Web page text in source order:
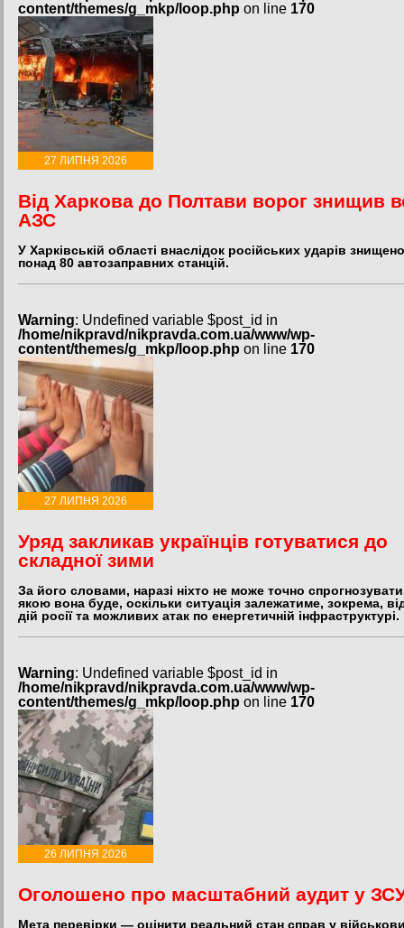
content/themes/g_mkp/loop.php on line 170
27 ЛИПНЯ 2026
Від Харкова до Полтави ворог знищив
АЗС
У Харківській області внаслідок російських ударів знищено
понад 80 автозаправних станцій.
Warning: Undefined variable $post_id in
/home/nikpravd/nikpravda.com.ua/www/wp-
content/themes/g_mkp/loop.php on line 170
27 ЛИПНЯ 2026
Уряд закликав українців готуватися до
складної зими
За його словами, наразі ніхто не може точно
якою вона буде, оскільки ситуація залежатиме, зокрема,
дій росії та можливих атак по енергетичній інфраструктурі.
Warning: Undefined variable $post_id in
/home/nikpravd/nikpravda.com.ua/www/wp-
content/themes/g_mkp/loop.php on line 170
26 ЛИПНЯ 2026
Оголошено про масштабний аудит у
Мета перевірки — оцінити реальний стан справ у